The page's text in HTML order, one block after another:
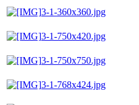
3-1-360x360.jpg
3-1-750x420.jpg
3-1-750x750.jpg
3-1-768x424.jpg